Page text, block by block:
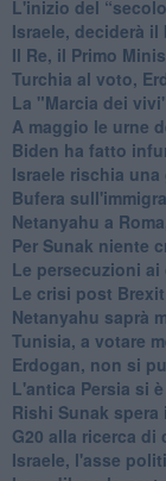
L'inizio del
Israele, deciderà
Il Re, il Primo
Turchia al voto,
La "Marcia dei
A maggio le urne
Biden ha fatto
Israele rischia
Bufera
Netanyahu a
Per Sunak niente
Le persecuzioni
Le crisi post Brexit
Netanyahu saprà
Tunisia, a votare
Erdogan, non si
L'antica Persia si
Rishi Sunak spera
G20 alla ricerca di
Israele, l'asse